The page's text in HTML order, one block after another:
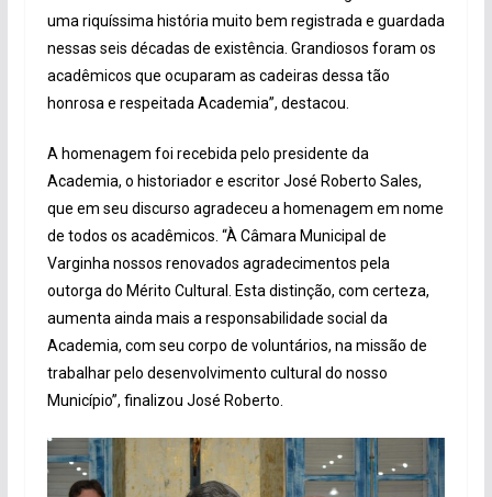
uma riquíssima história muito bem registrada e guardada
nessas seis décadas de existência. Grandiosos foram os
acadêmicos que ocuparam as cadeiras dessa tão
honrosa e respeitada Academia”, destacou.
A homenagem foi recebida pelo presidente da
Academia, o historiador e escritor José Roberto Sales,
que em seu discurso agradeceu a homenagem em nome
de todos os acadêmicos. “À Câmara Municipal de
Varginha nossos renovados agradecimentos pela
outorga do Mérito Cultural. Esta distinção, com certeza,
aumenta ainda mais a responsabilidade social da
Academia, com seu corpo de voluntários, na missão de
trabalhar pelo desenvolvimento cultural do nosso
Município”, finalizou José Roberto.